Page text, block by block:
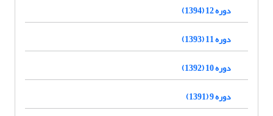
دوره 12 (1394)
دوره 11 (1393)
دوره 10 (1392)
دوره 9 (1391)